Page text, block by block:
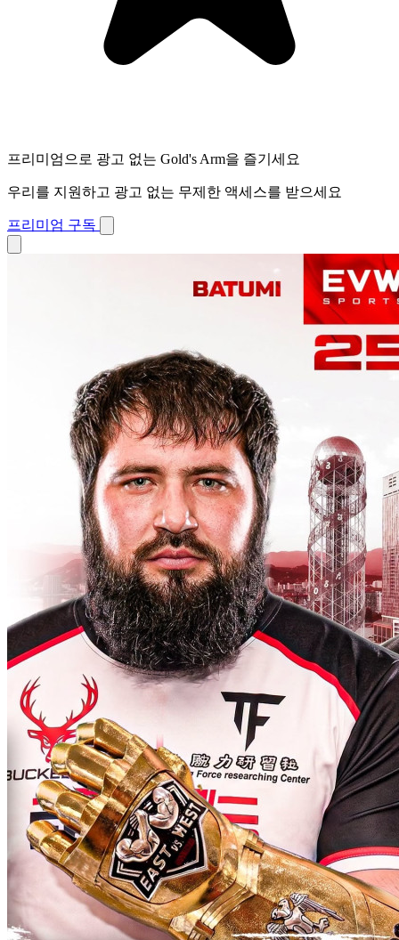
프리미엄으로 광고 없는 Gold's Arm을 즐기세요
우리를 지원하고 광고 없는 무제한 액세스를 받으세요
프리미엄 구독